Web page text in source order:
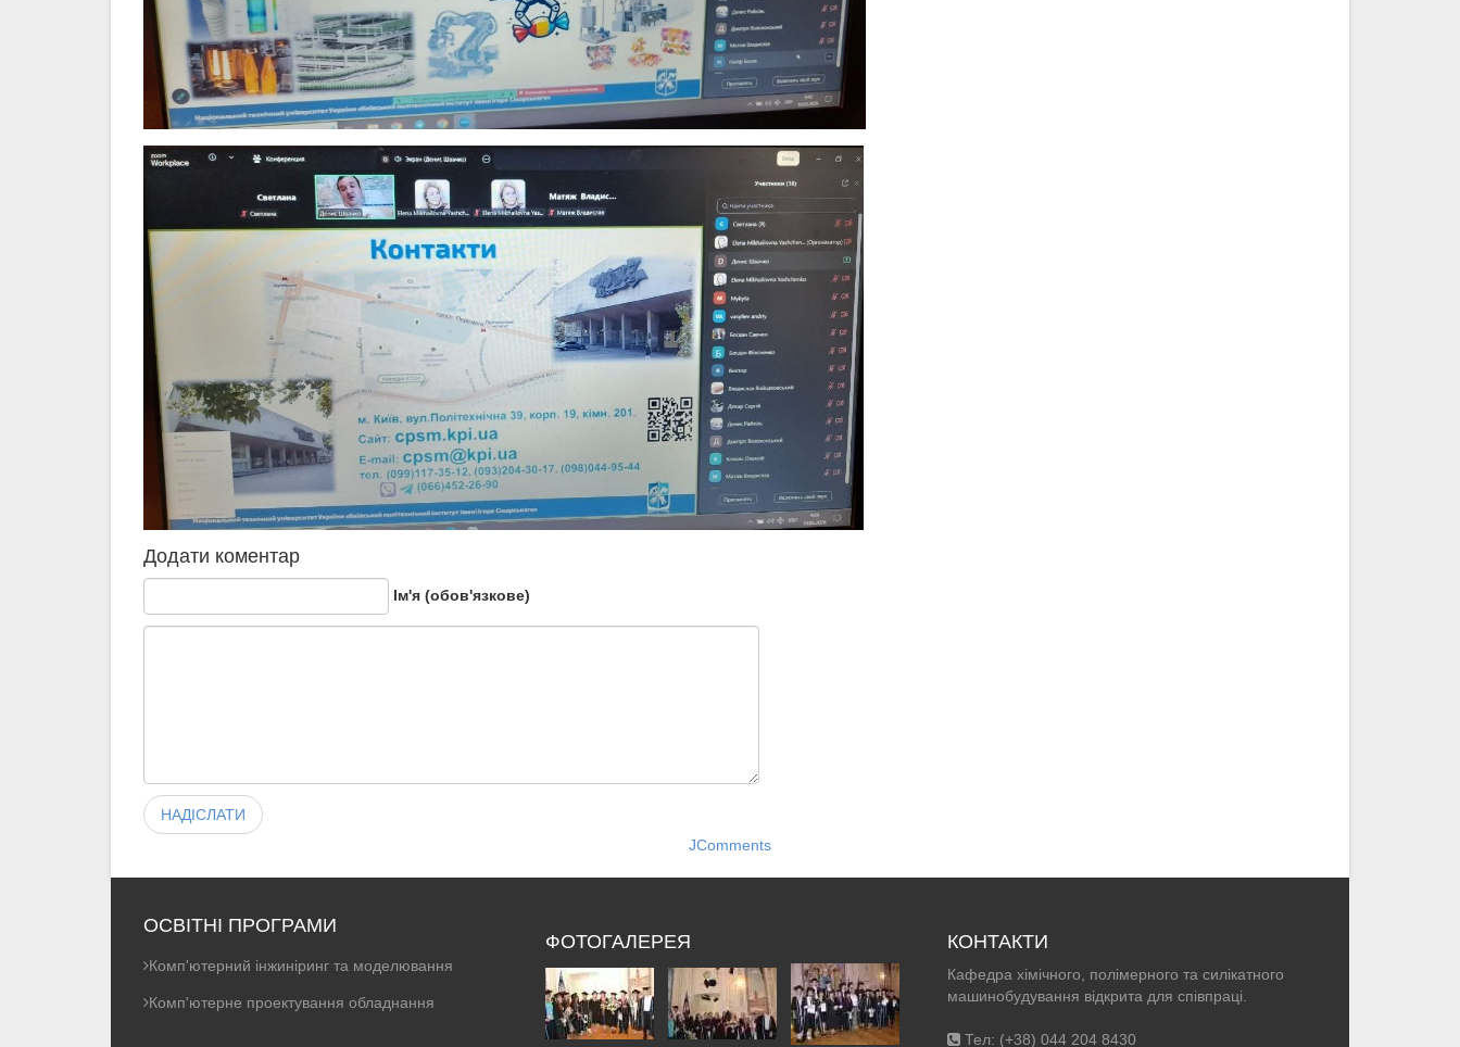
Додати коментар
Ім'я (обов'язкове)
НАДІСЛАТИ
JComments
ОСВІТНІ ПРОГРАМИ
Комп'ютерний інжиніринг та моделювання
Комп'ютерне проектування обладнання
ФОТОГАЛЕРЕЯ КОНТАКТИ
Кафедра хімічного, полімерного та силікатного
машинобудування відкрита для співпраці.
Тел: (+38) 044 204 8430